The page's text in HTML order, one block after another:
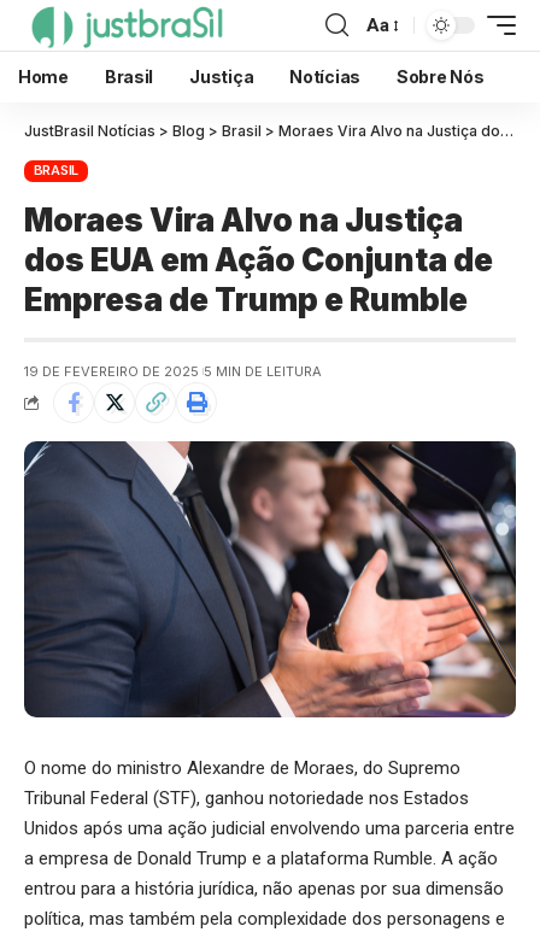
Aa
Home Brasil Justiça Notícias Sobre Nós
JustBrasil Notícias > Blog > Brasil > Moraes Vira Alvo na Justiça dos EUA em Ação Conjunta de Empresa de Trump e Rumble
BRASIL
Moraes Vira Alvo na Justiça
dos EUA em Ação Conjunta de
Empresa de Trump e Rumble
19 DE FEVEREIRO DE 2025 5 MIN DE LEITURA
O nome do ministro Alexandre de Moraes, do Supremo
Tribunal Federal (STF), ganhou notoriedade nos Estados
Unidos após uma ação judicial envolvendo uma parceria entre
a empresa de Donald Trump e a plataforma Rumble. A ação
entrou para a história jurídica, não apenas por sua dimensão
política, mas também pela complexidade dos personagens e